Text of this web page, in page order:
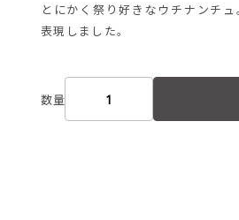
とにかく祭り好きなウチナンチ
表現しました。
数量